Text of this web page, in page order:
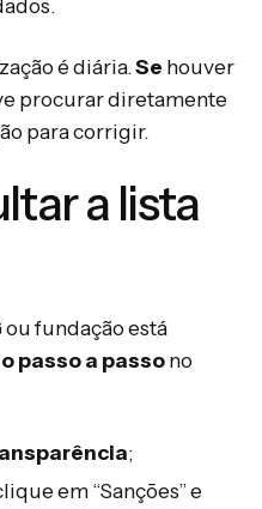
é diária.Se houver
procurar diretamente
para corrigir.
a lista
fundação está
passo a passono
;
em “Sanções” e